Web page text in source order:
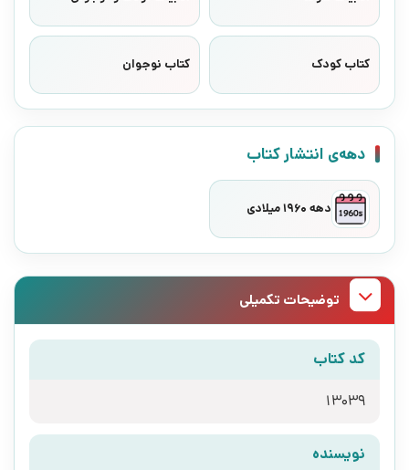
کتاب کودک کتاب نوجوان
دهه‌ی انتشار کتاب
دهه 1960 میلادی
توضیحات تکمیلی
کد کتاب
13039
نویسنده